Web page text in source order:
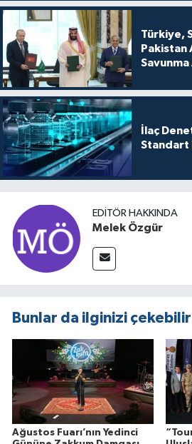
Türkiye,
Pakistan
Savunma
İlaç
Standart
EDITÖR HAKKINDA
Melek Özgür
Bunlar da ilginizi çekebilir
Ağustos Fuarı’nın Yedinci